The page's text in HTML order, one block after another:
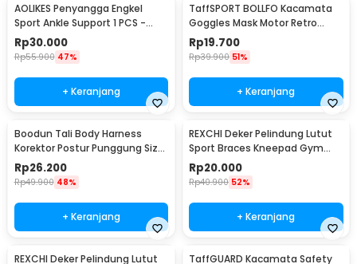
AOLIKES Penyangga Engkel
Sport Ankle Support 1 PCS -
4546
Rp30.000
Rp55.900 47%
+ Keranjang
TaffSPORT BOLLFO Kacamata
Goggles Mask Motor Retro
Windproof - MT-04
Rp19.700
Rp39.900 51%
+ Keranjang
Boodun Tali Body Harness
Korektor Postur Punggung Size
M - BBJ-15
Rp26.200
Rp49.900 48%
+ Keranjang
REXCHI Deker Pelindung Lutut
Sport Braces Kneepad Gym
Fitness 1 PCS L - HX002
Rp20.000
Rp40.900 52%
+ Keranjang
REXCHI Deker Pelindung Lutut
TaffGUARD Kacamata Safety